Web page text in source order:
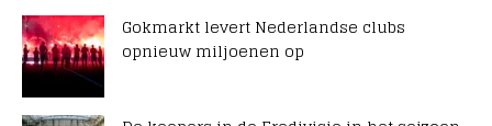
Gokmarkt levert Nederlandse clubs
opnieuw miljoenen op